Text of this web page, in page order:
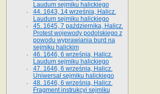
Laudum sejmiku halickiego
44. 1643, 14 września, Halicz.
Laudum sejmiku halickiego
45. 1645, 7 października, Halicz.
Protest wojewody podolskiego z
powodu wyprawiania burd na
sejmiku halickim
46. 1646, 6 września, Halicz.
Laudum sejmiku halickiego
47. 1646, 6 września, Halicz.
Uniwersał sejmiku halickiego
48. 1646, 6 września, Halicz.
Fragment instrukcyi sejmiku